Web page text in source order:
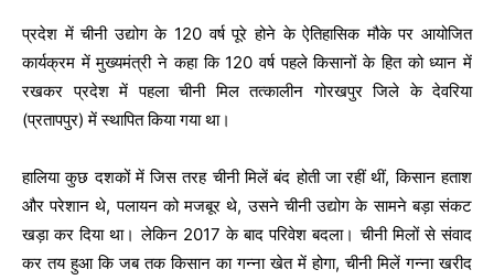
प्रदेश में चीनी उद्योग के 120 वर्ष पूरे होने के ऐतिहासिक मौके पर आयोजित
कार्यक्रम में मुख्यमंत्री ने कहा कि 120 वर्ष पहले किसानों के हित को ध्यान में
रखकर प्रदेश में पहला चीनी मिल तत्कालीन गोरखपुर जिले के देवरिया
(प्रतापपुर) में स्थापित किया गया था।
हालिया कुछ दशकों में जिस तरह चीनी मिलें बंद होती जा रहीं थीं, किसान हताश
और परेशान थे, पलायन को मजबूर थे, उसने चीनी उद्योग के सामने बड़ा संकट
खड़ा कर दिया था। लेकिन 2017 के बाद परिवेश बदला। चीनी मिलों से संवाद
कर तय हुआ कि जब तक किसान का गन्ना खेत में होगा, चीनी मिलें गन्ना खरीद